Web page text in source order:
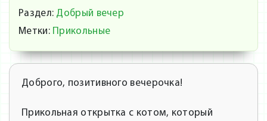
Раздел: Добрый вечер
Метки: Прикольные
Доброго, позитивного вечерочка!
Прикольная открытка с котом, который